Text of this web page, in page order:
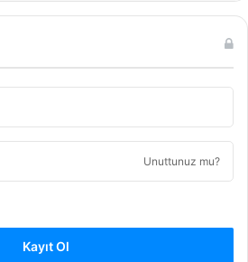
Unuttunuz mu?
Kayıt Ol